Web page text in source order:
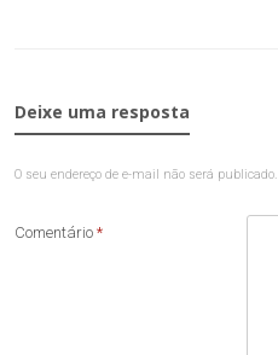
Deixe uma resposta
O seu endereço de e-mail não será publicado.
Comentário *